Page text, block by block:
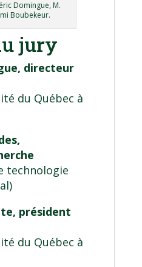
Domingue, M.
Boubekeur.
jury
directeur
du Québec à
technologie
président
du Québec à